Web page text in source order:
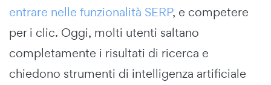
entrare nelle funzionalità SERP, e competere
per i clic. Oggi, molti utenti saltano
completamente i risultati di ricerca e
chiedono strumenti di intelligenza artificiale